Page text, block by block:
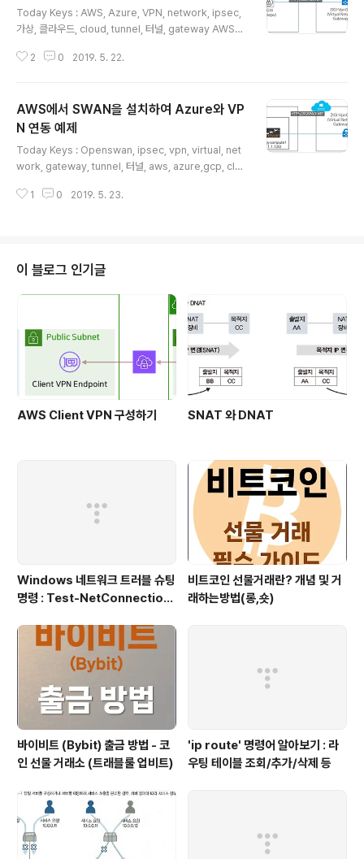
니다. Azure에서의 VNet과 GCP의 VPC 내에 각각 1개
의 Instance가 있습니다. Azure의l Virtual Network
이용해서 터널 연결을 하여, Azure에서 선언된 ..
Today Keys : AWS, Azure, VPN, network, ipsec,
가상, 클라우드, cloud, tunnel, 터널, gateway AWS와
팅은 AWS와 Azure 간의 VPN 연동입니다. 지난 포스팅
진 예제이며, 이중화 혹은 동적 라우팅 프로토콜에 대한 부
분은 별도 포스팅으로 다룰 예정입니다. * 지난 포스팅 : A
스팅에서 다뤄지게 될 AWS와 Azure 간의 VPN 연동 그
림입니다. 기존 포스팅과 마찬가지로 이번 포스팅에서도 V
PN 연동을 위한 예제..
2 0 2019. 5. 22.
AWS에서 SWAN을 설치하여 Azure와 VP
N 연동 예제
Today Keys : Openswan, ipsec, vpn, virtual, net
work, gateway, tunnel, 터널, aws, azure,gcp, clou
n으로 Azure와 VPN을 연동하는 간단한 예제를 살펴봅니
된 VM에서 직접 클라우드의 VM까지 통신하는 예제입니
다. 실제 LibreSwan을 VPN으로 사용하기 위해서는 추
가적인 설정이 더 필요하긴 합니다만, 여기에서는 그 부분
은 다루지 않습니다. 아래의 그림은 이번 예제에서 다루는
구성입니..
1 0 2019. 5. 23.
이 블로그 인기글
AWS Client VPN 구성하기 SNAT 와 DNAT
Windows 네트워크 트러블 슈팅
명령 : Test-NetConnection
비트코인 선물거래란? 개념 및 거
래하는방법(롱,숏)
바이비트 (Bybit) 출금 방법 - 코
인 선물 거래소 (트래블룰 업비트)
'ip route' 명령어 알아보기 : 라
우팅 테이블 조회/추가/삭제 등